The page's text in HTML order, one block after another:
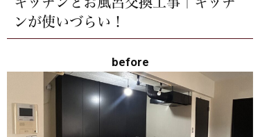
ンが使いづらい！
before